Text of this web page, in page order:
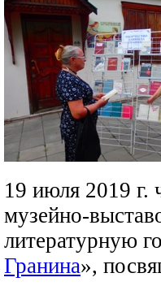
19 июля 2019 г.
музейно-
литературную
Гранина»,